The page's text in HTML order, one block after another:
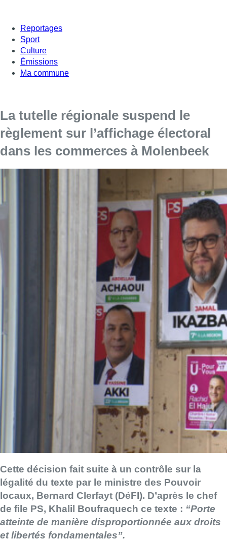
Reportages
Sport
Culture
Émissions
Ma commune
La tutelle régionale suspend le
règlement sur l’affichage électoral
dans les commerces à Molenbeek
Cette décision fait suite à un contrôle sur la
légalité du texte par le ministre des Pouvoir
locaux, Bernard Clerfayt (DéFI). D’après le chef
de file PS, Khalil Boufraquech ce texte : “Porte
atteinte de manière disproportionnée aux droits
et libertés fondamentales”.